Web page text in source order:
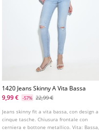
1420 Jeans Skinny A Vita Bassa
9,99 €
-57% 22,99 €
Jeans skinny fit a vita bassa, con design a
cinque tasche. Chiusura frontale con
cerniera e bottone metallico. Vita: Bassa,